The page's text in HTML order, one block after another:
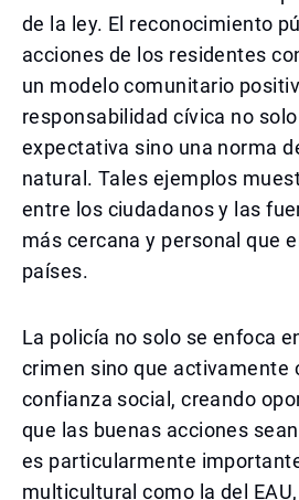
de la ley. El reconocimiento
acciones de los residentes
un modelo comunitario
responsabilidad cívica no
expectativa sino una norma
natural. Tales ejemplos
entre los ciudadanos y las
más cercana y personal que
países.
La policía no solo se enfoca
crimen sino que activamente
confianza social, creando
que las buenas acciones
es particularmente
multicultural como la del